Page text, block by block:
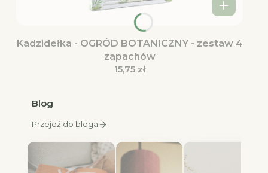
Kadzidełka - OGRÓD BOTANICZNY - zestaw 4
zapachów
Cena
15,75 zł
Blog
Przejdź do bloga